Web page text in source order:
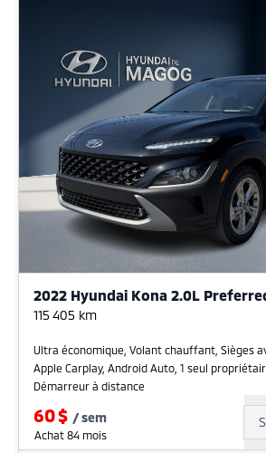
2022 Hyundai Kona 2.0L
115 405 km
Ultra économique, Volant chauffant, Sièges
Apple Carplay, Android Auto, 1 seul
Démarreur à distance
60$ /sem
Achat 84 mois